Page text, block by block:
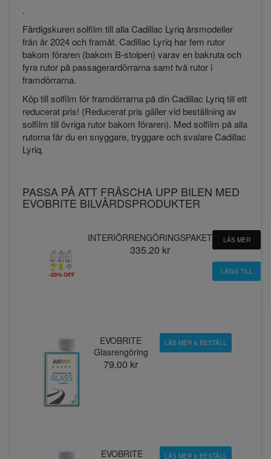
.
Färdigskuren solfilm till alla Cadillac Lyriq årsmodeller
från år 2024 och framåt. Cadillac Lyriq har fem rutor
bakom föraren (bakom B-stolpen) varav en bakruta och
fyra rutor på passagerardörrarna samt två rutor i
framdörrarna.
Köp till solfilm för framdörrarna på din Cadillac Lyriq till ett
reducerat pris! (Reducerat pris gäller vid beställning av
solfilm till övriga rutor bakom föraren). Med solfilm på alla
rutorna får du en snyggare, tryggare och svalare Cadillac
Lyriq.
PASSA PÅ ATT FRÄSCHA UPP BILEN MED
EVOBRITE BILVÅRDSPRODUKTER
INTERIÖRRENGÖRINGSPAKET
335.20 kr
LÄS MER
EVOBRITE
Glasrengöring
79.00 kr
LÄS MER & BESTÄLL
EVOBRITE
LÄS MER & BESTÄLL